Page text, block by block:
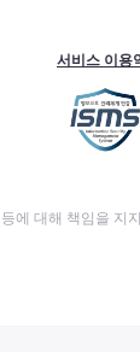
서비스 이용
에 대해 책임을 지